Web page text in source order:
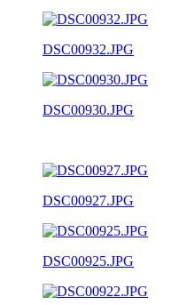
DSC00932.JPG
DSC00930.JPG
DSC00927.JPG
DSC00925.JPG